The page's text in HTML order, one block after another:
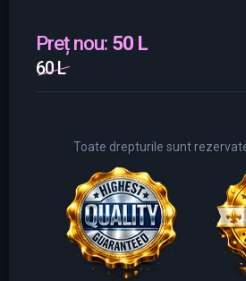
Preț nou: 50 L
60 L
Toate drepturile sunt